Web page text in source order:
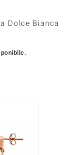
Dolce Bianca